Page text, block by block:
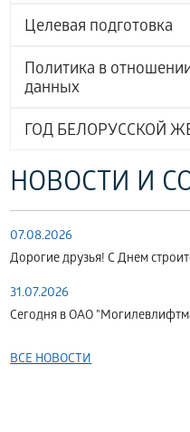
Целевая подготовка
Политика в
данных
ГОД БЕЛОРУССКОЙ
НОВОСТИ И
07.08.2026
Дорогие друзья! С Днем
31.07.2026
Сегодня в ОАО
ВСЕ НОВОСТИ